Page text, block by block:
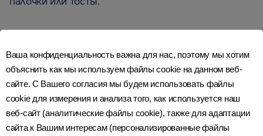
рядом важных витаминов и минералов, таких как
железо. Предлагайте Вашему ребенку более
широкий выбор протертых продуктов и пюре,
таких как мясо, рыба, бобы (приготовленные без
соли), яйца (тщательно приготовленные, чтобы
белки и желтки были твердыми), ореховые пасты,
Ваша конфиденциальность важна для нас, поэтому мы хотим
объяснить как мы используем файлы cookie на данном веб-
сайте. С Вашего согласия мы будем использовать файлы
cookie для измерения и анализа того, как используется наш
веб-сайт (аналитические файлы cookie), также для адаптации
сайта к Вашим интересам (персонализированные файлы